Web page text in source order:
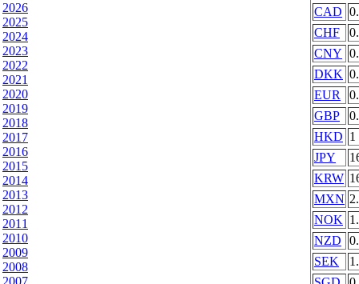
2026
2025
2024
2023
2022
2021
2020
2019
2018
2017
2016
2015
2014
2013
2012
2011
2010
2009
2008
CAD
CHF
CNY
DKK
EUR
GBP
HKD 1
JPY
KRW
MXN
NOK
NZD
SEK